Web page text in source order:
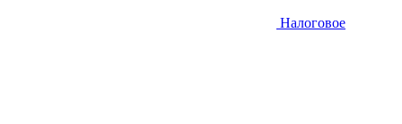
Налоговое